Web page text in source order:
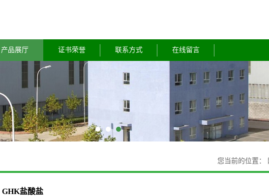
产品展厅 证书荣誉 联系方式 在线留言
您当前的位置：
GHK盐酸盐